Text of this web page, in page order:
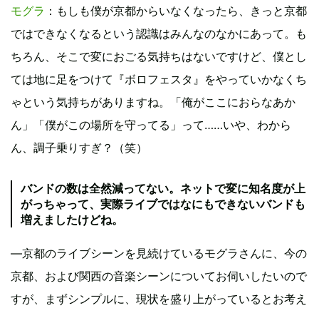
モグラ ：もしも僕が京都からいなくなったら、きっと京都
ではできなくなるという認識はみんなのなかにあって。も
ちろん、そこで変におごる気持ちはないですけど、僕とし
ては地に足をつけて『ボロフェスタ』をやっていかなくち
ゃという気持ちがありますね。「俺がここにおらなあか
ん」「僕がこの場所を守ってる」って……いや、わから
ん、調子乗りすぎ？（笑）
バンドの数は全然減ってない。ネットで変に知名度が上
がっちゃって、実際ライブではなにもできないバンドも
増えましたけどね。
―京都のライブシーンを見続けているモグラさんに、今の
京都、および関西の音楽シーンについてお伺いしたいので
すが、まずシンプルに、現状を盛り上がっているとお考え